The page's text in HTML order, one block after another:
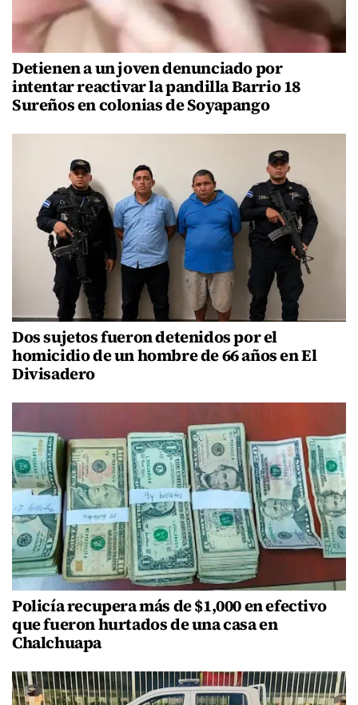
Detienen a un joven denunciado por
intentar reactivar la pandilla Barrio 18
Sureños en colonias de Soyapango
Dos sujetos fueron detenidos por el
homicidio de un hombre de 66 años en El
Divisadero
Policía recupera más de $1,000 en efectivo
que fueron hurtados de una casa en
Chalchuapa